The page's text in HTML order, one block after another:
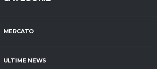
MERCATO
ULTIME NEWS